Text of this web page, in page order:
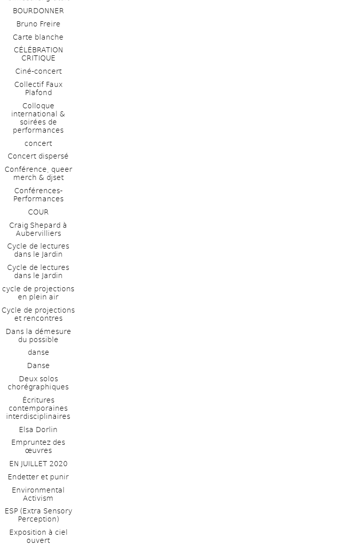
BOURDONNER
Bruno Freire
Carte blanche
CÉLÉBRATION
CRITIQUE
Ciné-concert
Collectif Faux
Plafond
Colloque
international &
soirées de
performances
concert
Concert dispersé
Conférence, queer
merch & djset
Conférences-
Performances
COUR
Craig Shepard à
Aubervilliers
Cycle de lectures
dans le Jardin
Cycle de lectures
dans le Jardin
cycle de projections
en plein air
Cycle de projections
et rencontres
Dans la démesure
du possible
danse
Danse
Deux solos
chorégraphiques
Écritures
contemporaines
interdisciplinaires
Elsa Dorlin
Empruntez des
œuvres
EN JUILLET 2020
Endetter et punir
Environmental
Activism
ESP (Extra Sensory
Perception)
Exposition à ciel
ouvert